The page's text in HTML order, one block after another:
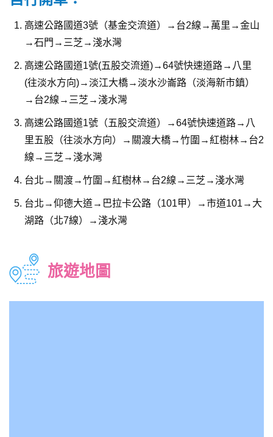
高速公路國道3號（基金交流道）→台2線→萬里→金山
→石門→三芝→淺水灣
高速公路國道1號(五股交流道)→64號快速道路→八里
(往淡水方向)→淡江大橋→淡水沙崙路（淡海新市鎮）
→台2線→三芝→淺水灣
高速公路國道1號（五股交流道）→64號快速道路→八
里五股（往淡水方向）→關渡大橋→竹圍→紅樹林→台2
線→三芝→淺水灣
台北→關渡→竹圍→紅樹林→台2線→三芝→淺水灣
台北→仰德大道→巴拉卡公路（101甲）→市道101→大
湖路（北7線）→淺水灣
旅遊地圖